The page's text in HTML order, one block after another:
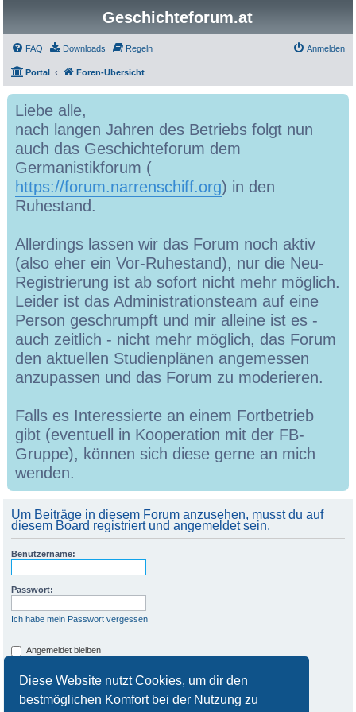
Diese Website nutzt Cookies, um dir den
bestmöglichen Komfort bei der Nutzung zu
Geschichteforum.at
FAQ Downloads Regeln Anmelden
Portal Foren-Übersicht
Liebe alle,
nach langen Jahren des Betriebs folgt nun
auch das Geschichteforum dem
Germanistikforum (
https://forum.narrenschiff.org) in den
Ruhestand.
Allerdings lassen wir das Forum noch aktiv
(also eher ein Vor-Ruhestand), nur die Neu-
Registrierung ist ab sofort nicht mehr möglich.
Leider ist das Administrationsteam auf eine
Person geschrumpft und mir alleine ist es -
auch zeitlich - nicht mehr möglich, das Forum
den aktuellen Studienplänen angemessen
anzupassen und das Forum zu moderieren.
Falls es Interessierte an einem Fortbetrieb
gibt (eventuell in Kooperation mit der FB-
Gruppe), können sich diese gerne an mich
wenden.
Um Beiträge in diesem Forum anzusehen, musst du auf
diesem Board registriert und angemeldet sein.
Benutzername:
Passwort:
Ich habe mein Passwort vergessen
Angemeldet bleiben